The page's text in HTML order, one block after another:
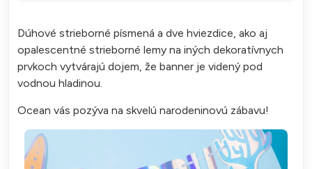
Dúhové strieborné písmená a dve hviezdice, ako aj
opalescentné strieborné lemy na iných dekoratívnych
prvkoch vytvárajú dojem, že banner je videný pod
vodnou hladinou.
Ocean vás pozýva na skvelú narodeninovú zábavu!